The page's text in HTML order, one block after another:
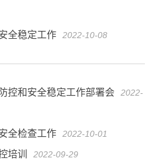
全稳定工作 2022-10-08
控和安全稳定工作部署会 2022-
全检查工作 2022-10-01
培训 2022-09-29